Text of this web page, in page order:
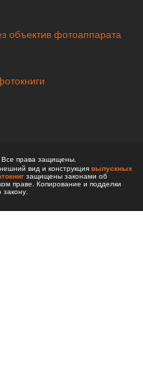
объектив фотоаппарата
. Все права защищены.
вид и конструкция выпускных
защищены законами об
праве. Копирование и подделки